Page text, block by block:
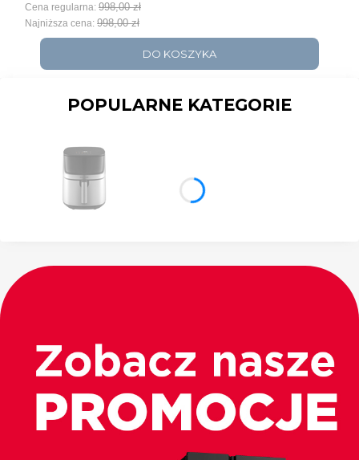
Cena regularna: 998,00 zł
Najniższa cena: 998,00 zł
DO KOSZYKA
POPULARNE KATEGORIE